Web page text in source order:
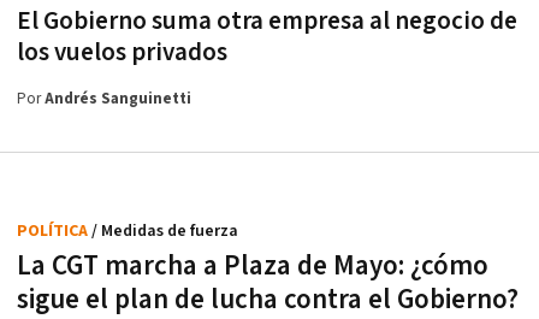
El Gobierno suma otra empresa al negocio de
los vuelos privados
PorAndrés Sanguinetti
La CGT marcha a Plaza de Mayo: ¿cómo
sigue el plan de lucha contra el Gobierno?
POLÍTICA/ Medidas de fuerza